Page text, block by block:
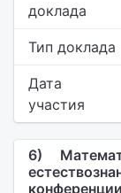
доклада
Тип доклада
Дата
участия
6)